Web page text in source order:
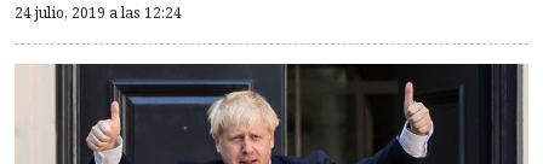
24 julio, 2019 a las 12:24